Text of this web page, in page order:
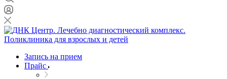
Запись на прием
Прайс